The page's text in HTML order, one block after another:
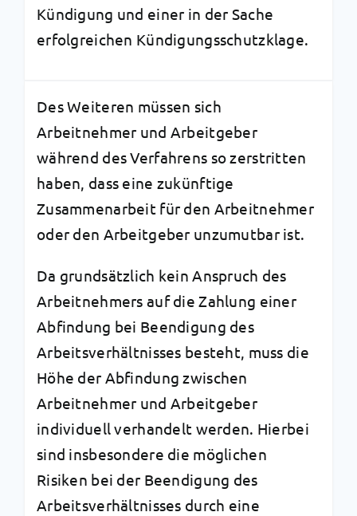
Kündigung und einer in der Sache
erfolgreichen Kündigungsschutzklage.
Des Weiteren müssen sich
Arbeitnehmer und Arbeitgeber
während des Verfahrens so zerstritten
haben, dass eine zukünftige
Zusammenarbeit für den Arbeitnehmer
oder den Arbeitgeber unzumutbar ist.
Da grundsätzlich kein Anspruch des
Arbeitnehmers auf die Zahlung einer
Abfindung bei Beendigung des
Arbeitsverhältnisses besteht, muss die
Höhe der Abfindung zwischen
Arbeitnehmer und Arbeitgeber
individuell verhandelt werden. Hierbei
sind insbesondere die möglichen
Risiken bei der Beendigung des
Arbeitsverhältnisses durch eine